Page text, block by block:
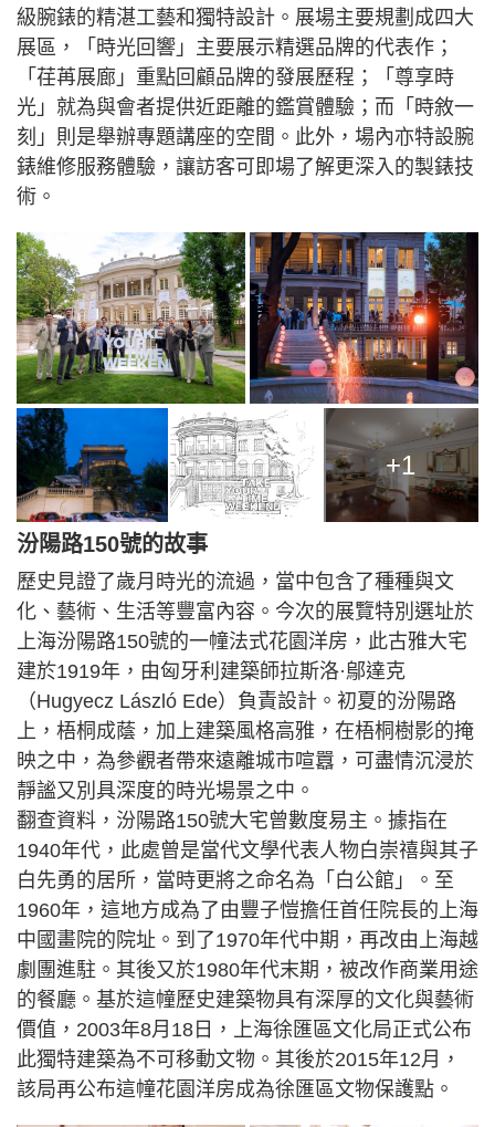
級腕錶的精湛工藝和獨特設計。展場主要規劃成四大
展區，「時光回響」主要展示精選品牌的代表作；
「荏苒展廊」重點回顧品牌的發展歷程；「尊享時
光」就為與會者提供近距離的鑑賞體驗；而「時敘一
刻」則是舉辦專題講座的空間。此外，場內亦特設腕
錶維修服務體驗，讓訪客可即場了解更深入的製錶技
術。
+1
汾陽路150號的故事
歷史見證了歲月時光的流過，當中包含了種種與文
化、藝術、生活等豐富內容。今次的展覽特別選址於
上海汾陽路150號的一幢法式花園洋房，此古雅大宅
建於1919年，由匈牙利建築師拉斯洛·鄔達克
（Hugyecz László Ede）負責設計。初夏的汾陽路
上，梧桐成蔭，加上建築風格高雅，在梧桐樹影的掩
映之中，為參觀者帶來遠離城市喧囂，可盡情沉浸於
靜謐又別具深度的時光場景之中。
翻查資料，汾陽路150號大宅曾數度易主。據指在
1940年代，此處曾是當代文學代表人物白崇禧與其子
白先勇的居所，當時更將之命名為「白公館」。至
1960年，這地方成為了由豐子愷擔任首任院長的上海
中國畫院的院址。到了1970年代中期，再改由上海越
劇團進駐。其後又於1980年代末期，被改作商業用途
的餐廳。基於這幢歷史建築物具有深厚的文化與藝術
價值，2003年8月18日，上海徐匯區文化局正式公布
此獨特建築為不可移動文物。其後於2015年12月，
該局再公布這幢花園洋房成為徐匯區文物保護點。